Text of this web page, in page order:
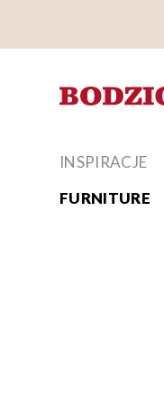
FURNITURE
INSPIRACJE